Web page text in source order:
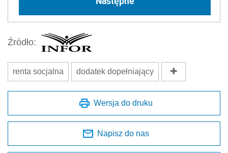
Źródło:
renta socjalna dodatek dopełniający
Wersja do druku
Napisz do nas